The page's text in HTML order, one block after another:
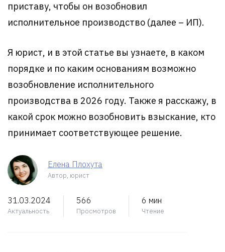
приставу, чтобы он возобновил
исполнительное производство (далее – ИП).
Я юрист, и в этой статье вы узнаете, в каком
порядке и по каким основаниям возможно
возобновление исполнительного
производства в 2026 году. Также я расскажу, в
какой срок можно возобновить взыскание, кто
принимает соответствующее решение.
Елена Плохута
Автор, юрист
31.03.2024
Актуальность
566
Просмотров
6 мин
Чтение